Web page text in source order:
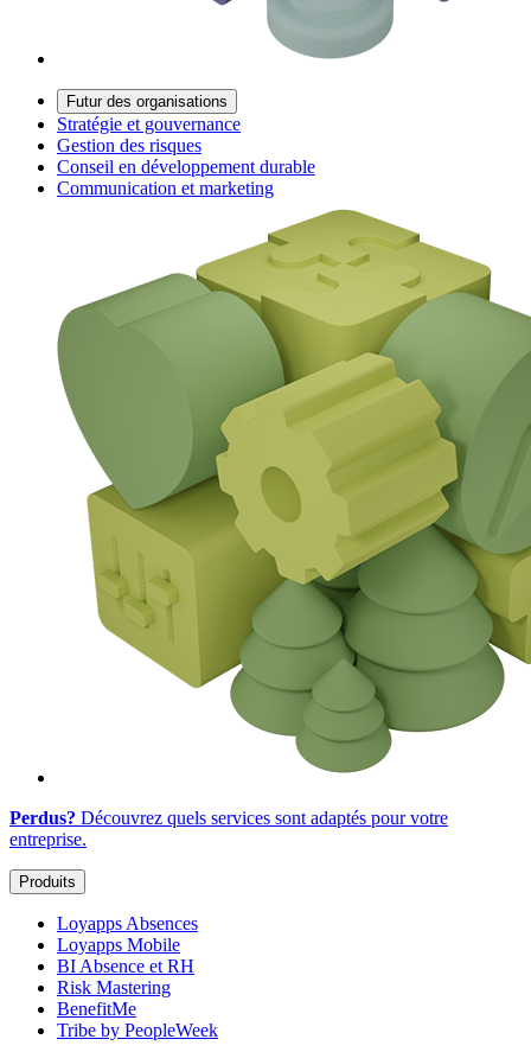
Futur des organisations
Stratégie et gouvernance
Gestion des risques
Conseil en développement durable
Communication et marketing
Perdus? Découvrez quels services sont adaptés pour votre
entreprise.
Produits
Loyapps Absences
Loyapps Mobile
BI Absence et RH
Risk Mastering
BenefitMe
Tribe by PeopleWeek